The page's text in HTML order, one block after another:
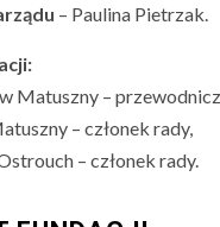
– Paulina Pietrzak.
Matuszny –
– członek rady,
– członek rady.